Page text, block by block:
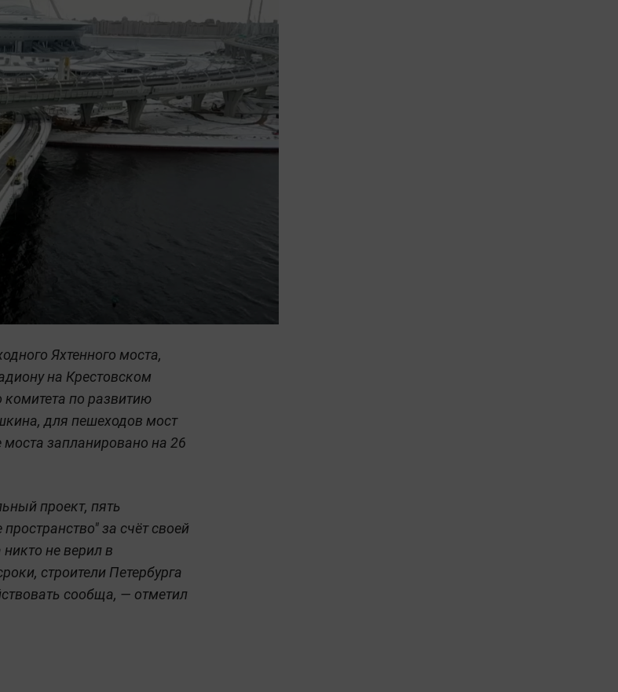
Яхтенного моста,
на Крестовском
комитета по развитию
для пешеходов мост
запланировано на 26
проект, пять
за счёт своей
не верил в
строители Петербурга
сообща, — отметил